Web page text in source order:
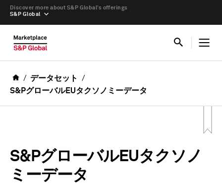
S&P Global
Discover more about S&P Global’s offerings
データセット
S&PグローバルEUタクソノミーデータ
S&PグローバルEUタクソノ
ミーデータ